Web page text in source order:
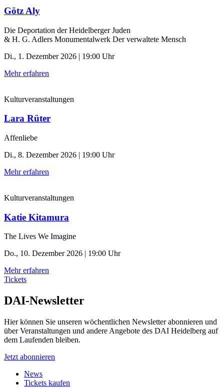
Götz Aly
Die Deportation der ­Heidelberger Juden
& H. G. Adlers Monumentalwerk Der verwaltete Mensch
Di., 1. Dezember 2026 | 19:00 Uhr
Mehr erfahren
Kulturveranstaltungen
Lara Rüter
Affenliebe
Di., 8. Dezember 2026 | 19:00 Uhr
Mehr erfahren
Kulturveranstaltungen
Katie Kitamura
The Lives We Imagine
Do., 10. Dezember 2026 | 19:00 Uhr
Mehr erfahren
Tickets
DAI-Newsletter
Hier können Sie unseren wöchentlichen Newsletter abonnieren und
über Veranstaltungen und andere Angebote des DAI Heidelberg auf
dem Laufenden bleiben.
Jetzt abonnieren
News
Tickets kaufen